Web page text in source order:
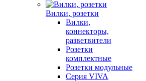
Вилки, розетки
Вилки,
коннекторы,
разветвители
Розетки
комплектные
Розетки модульные
Серия VIVA